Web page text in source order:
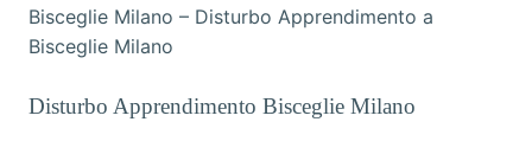
Bisceglie Milano – Disturbo Apprendimento a
Bisceglie Milano
Disturbo Apprendimento Bisceglie Milano